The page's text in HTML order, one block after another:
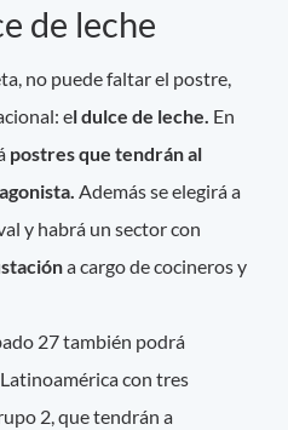
de leche
no puede faltar el postre,
el dulce de leche. En
postres que tendrán al
Además se elegirá a
y habrá un sector con
a cargo de cocineros y
27 también podrá
con tres
2, que tendrán a